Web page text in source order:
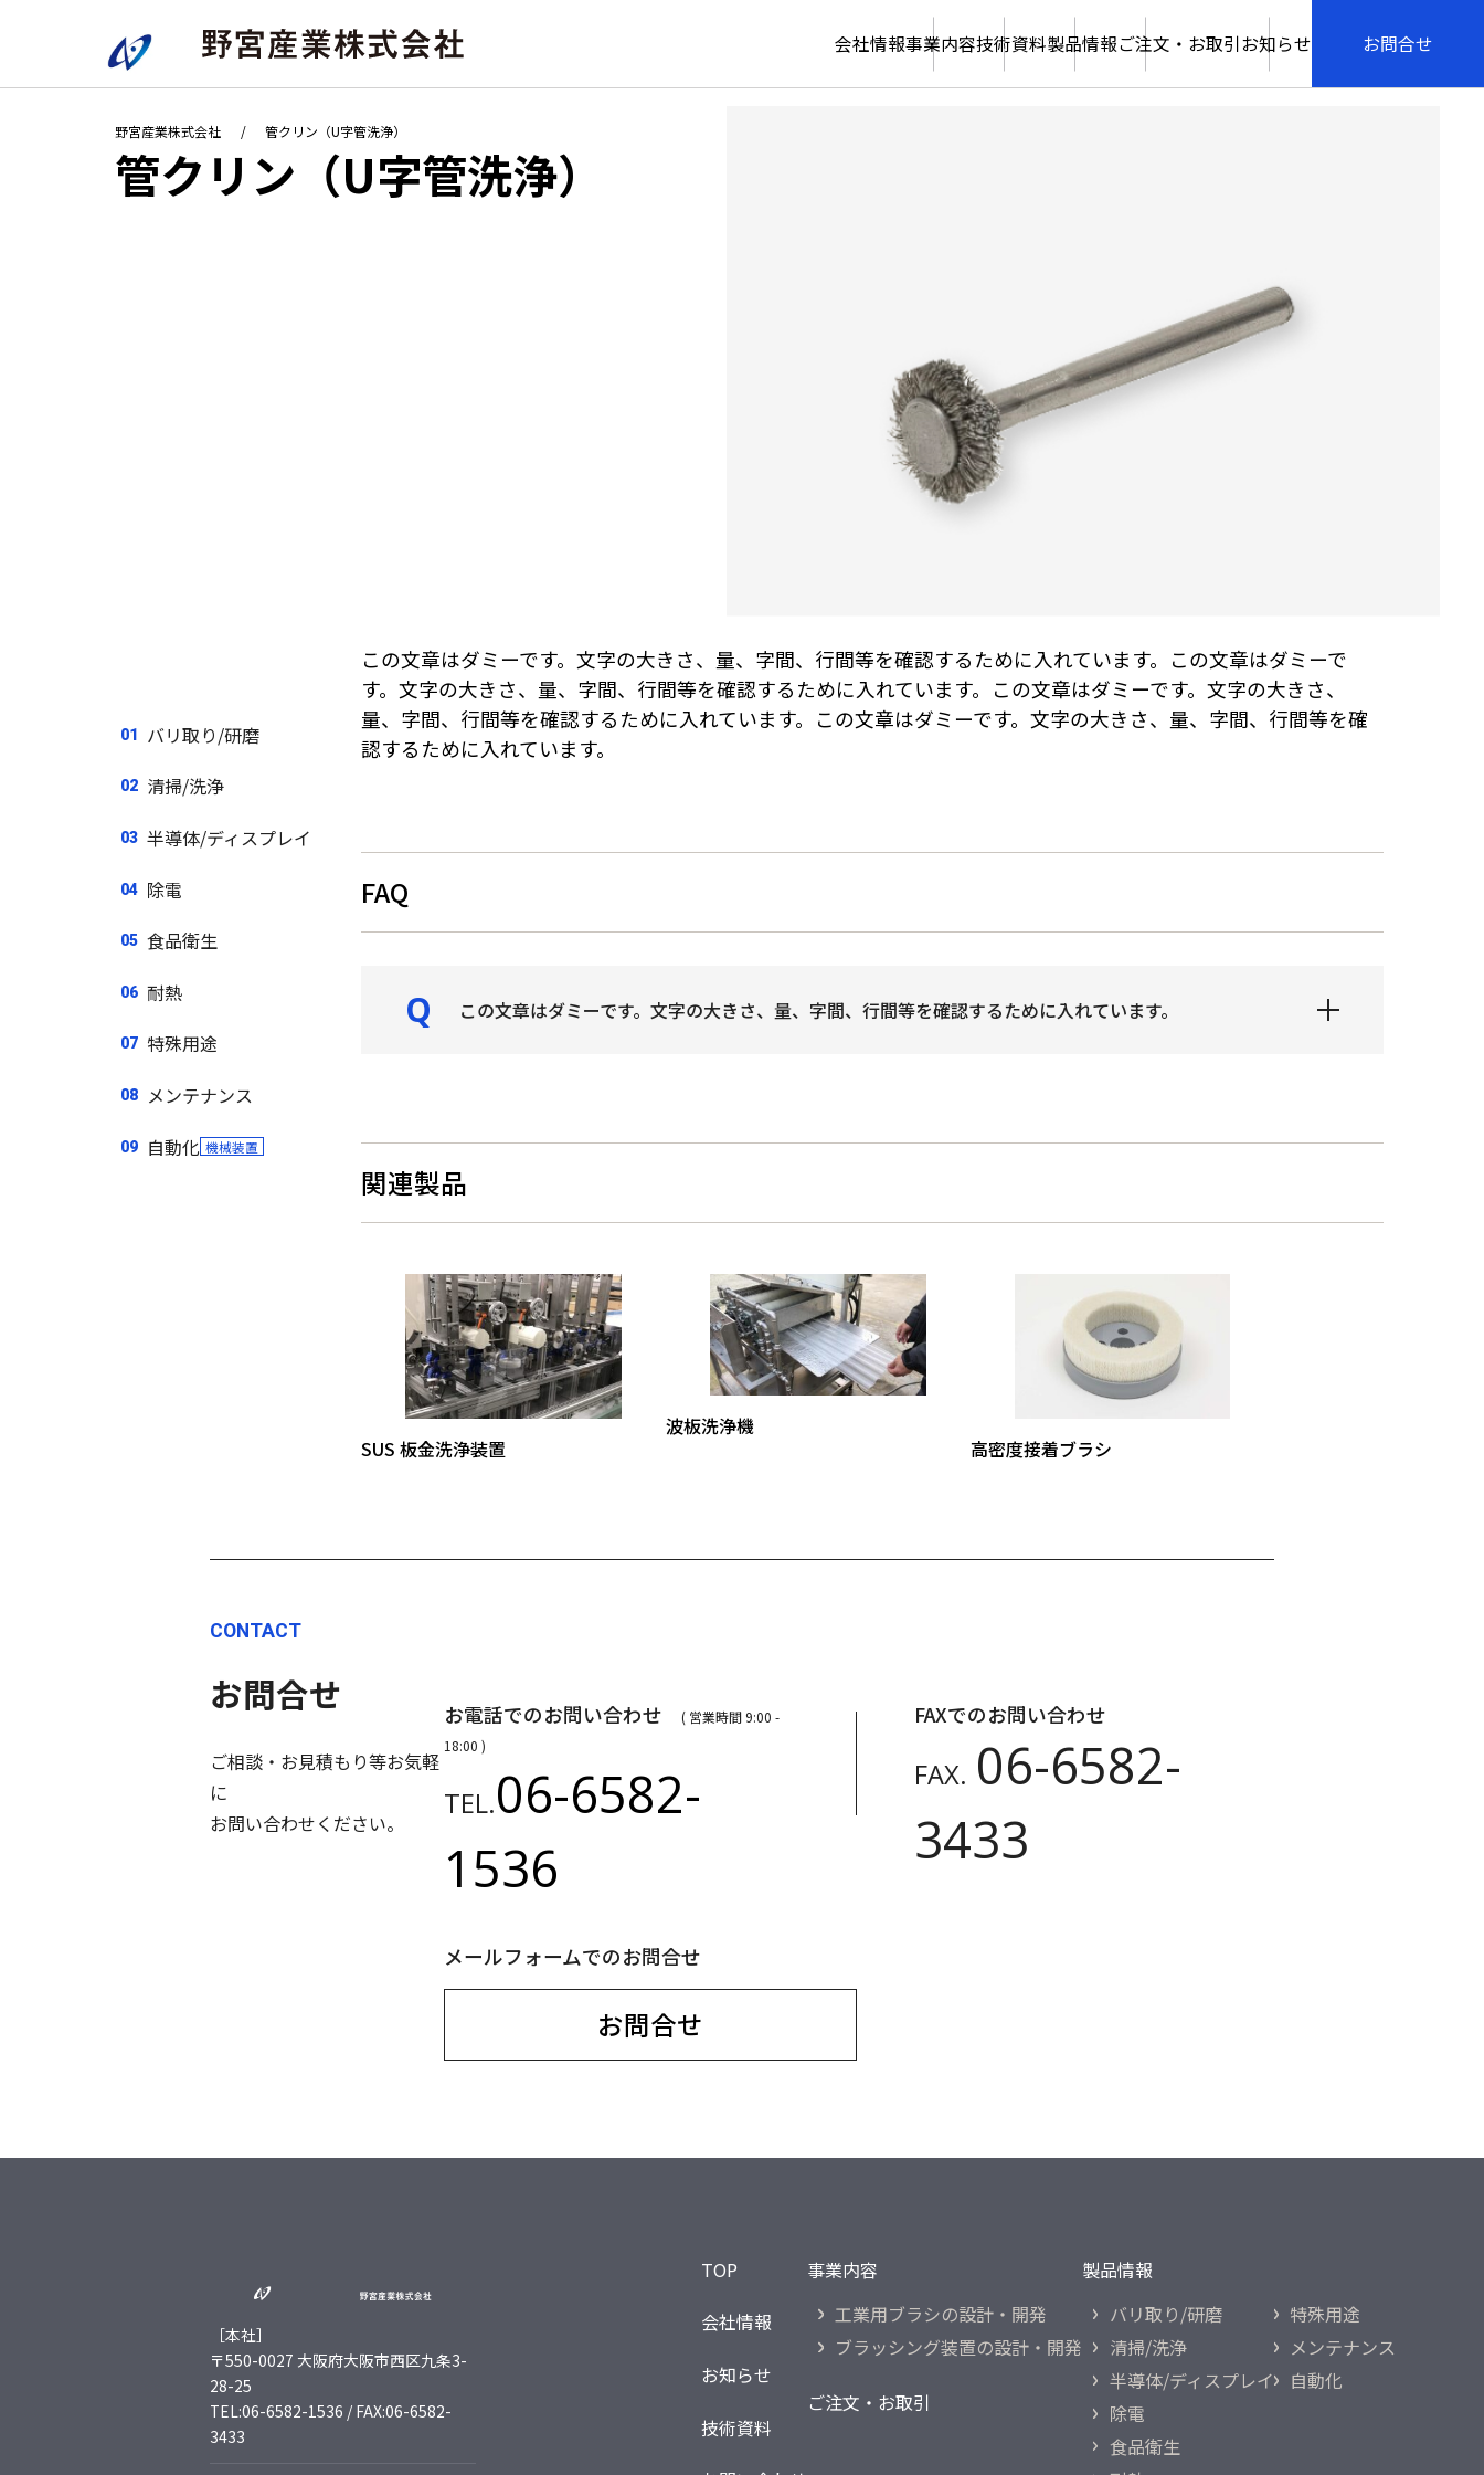
会社情報事業内容技術資料製品情報ご注文・お取引お知らせ お問合せ
野宮産業株式会社 管クリン（U字管洗浄）
管クリン（U字管洗浄）
バリ取り/研磨
清掃/洗浄
半導体/ディスプレイ
除電
食品衛生
耐熱
特殊用途
メンテナンス
自動化 機械装置
この文章はダミーです。文字の大きさ、量、字間、行間等を確認するために入れています。この文章はダミーで
す。文字の大きさ、量、字間、行間等を確認するために入れています。この文章はダミーです。文字の大きさ、
量、字間、行間等を確認するために入れています。この文章はダミーです。文字の大きさ、量、字間、行間等を確
認するために入れています。
FAQ
この文章はダミーです。文字の大きさ、量、字間、行間等を確認するために入れています。
関連製品
SUS 板金洗浄装置
波板洗浄機
高密度接着ブラシ
CONTACT
お問合せ
ご相談・お見積もり等お気軽
に
お問い合わせください。
お電話でのお問い合わせ
( 営業時間 9:00 -
18:00 )
TEL.06-6582-
1536
メールフォームでのお問合せ
お問合せ
FAXでのお問い合わせ
FAX. 06-6582-
3433
［本社］
〒550-0027 大阪府大阪市西区九条3-
28-25
TEL:06-6582-1536 / FAX:06-6582-
3433
TOP
会社情報
お知らせ
技術資料
事業内容
工業用ブラシの設計・開発
ブラッシング装置の設計・開発
ご注文・お取引
製品情報
バリ取り/研磨
清掃/洗浄
半導体/ディスプレイ
除電
食品衛生
特殊用途
メンテナンス
自動化